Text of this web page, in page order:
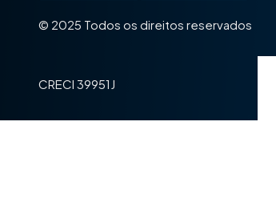
© 2025 Todos os direitos reservados
CRECI 39951J